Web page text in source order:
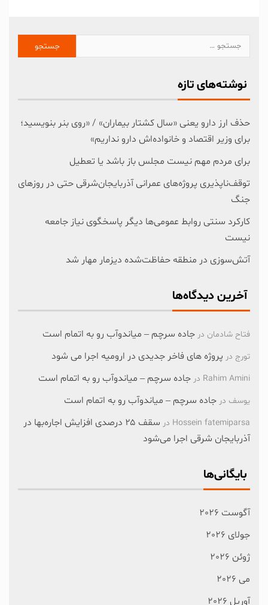
نوشته‌های تازه
حذف ارز دارو یعنی «سال کشتار بیماران» / «روی بنر بنویسید؛
برای وزیر اقتصاد و خانواده‌اش دارو نداریم»
برای مردم مهم نیست مجلس باز باشد یا تعطیل
توقف‌ناپذیری پروژه‌های عمرانی آذربایجان‌شرقی حتی در روزهای
جنگ
کارکرد سنتی روابط عمومی‌ها دیگر پاسخگوی نیاز جامعه
نیست
آتش‌سوزی در منطقه حفاظت‌شده دیزمار مهار شد
آخرین دیدگاه‌ها
فتاح شادمان در جاده سرچم – میاندوآب رو به اتمام است
تورج در پروژه های فاخر جدیدی در ارومیه اجرا می شود
Rahim Amini در جاده سرچم – میاندوآب رو به اتمام است
یوسف در جاده سرچم – میاندوآب رو به اتمام است
Hossein fatemiparsa در
سقف ۲۵ درصدی افزایش اجاره‌بها در
آذربایجان شرقی اجرا می‌شود
بایگانی‌ها
آگوست 2026
جولای 2026
ژوئن 2026
می 2026
آوریل 2026